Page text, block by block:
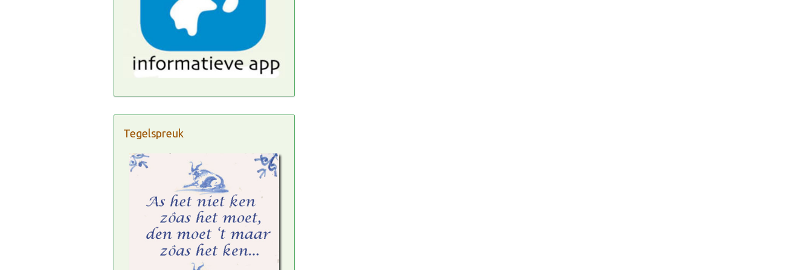
Tegelspreuk